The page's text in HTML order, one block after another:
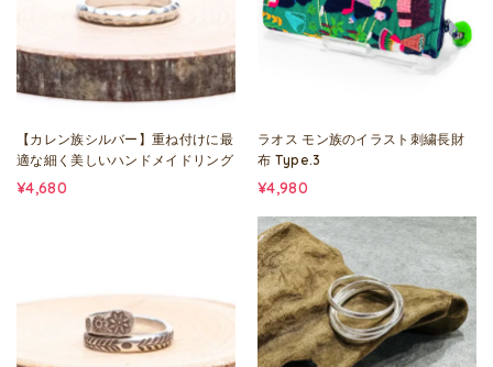
【カレン族シルバー】重ね付けに最
適な細く美しいハンドメイドリング
¥4,680
ラオス モン族のイラスト刺繍長財
布 Type.3
¥4,980